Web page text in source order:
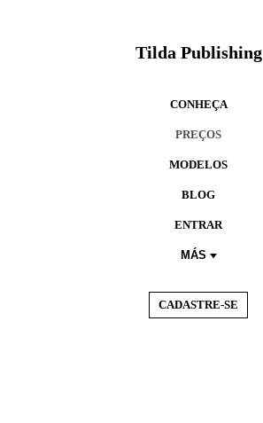
Tilda Publishing
CONHEÇA
PREÇOS
MODELOS
BLOG
ENTRAR
MÁS
CADASTRE-SE